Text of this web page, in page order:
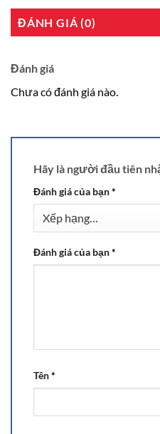
ĐÁNH GIÁ (0)
Đánh giá
Chưa có đánh giá nào.
Hãy là người đầu tiên
Đánh giá của bạn*
Đánh giá của bạn*
Tên*